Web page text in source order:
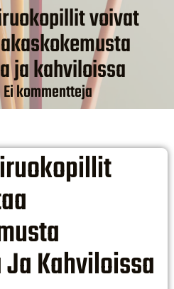
voivat
ja kahviloissa
Ei kommentteja
Kahviloissa